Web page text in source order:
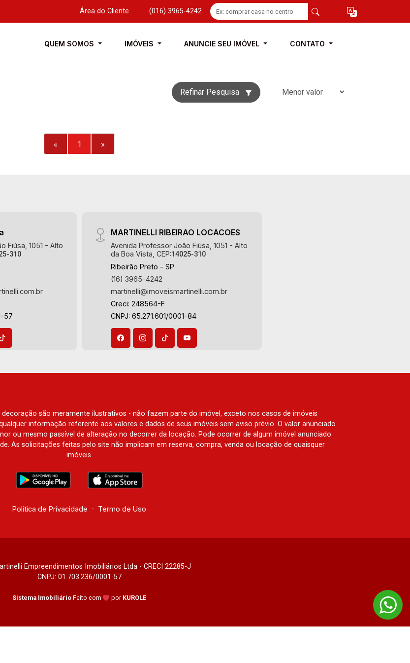
Área do Cliente (016) 3965-4242
QUEM SOMOS IMÓVEIS ANUNCIE SEU IMÓVEL CONTATO
Refinar Pesquisa
« 1 »
Fiúsa, 1051 - Alto
310
57
MARTINELLI RIBEIRAO LOCACOES
Avenida Professor João Fiúsa, 1051 - Alto
da Boa Vista, CEP:14025-310
Ribeirão Preto - SP
(16) 3965-4242
martinelli@imoveismartinelli.com.br
Creci: 248564-F
CNPJ: 65.271.601/0001-84
são meramente ilustrativos - não fazem parte do imóvel, exceto nos casos de imóveis
informação referente aos valores e dados de seus imóveis sem aviso prévio. O valor anunciado
ou mesmo passível de alteração no decorrer da locação. Pode ocorrer de algum imóvel anunciado
As solicitações feitas pelo site não implicam em reserva, compra, venda ou locação de quaisquer
imóveis.
Política de Privacidade - Termo de Uso
Empreendimentos Imobiliários Ltda - CRECI 22285-J
CNPJ: 01.703.236/0001-57
Sistema Imobiliário Feito com por KUROLE